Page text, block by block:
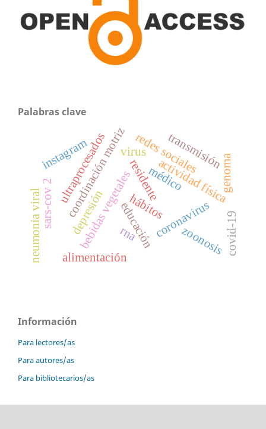
Palabras clave
depresión
médico
residente
coordinación motriz actividad física
educación
bebidas vegetales
ultraprocesados redes sociales
instagram
hábitos
alimentación
coronavirus
zoonosis
virus transmisión
sars-cov 2
rna
genoma
covid-19
neumonía viral
Información
Para lectores/as
Para autores/as
Para bibliotecarios/as